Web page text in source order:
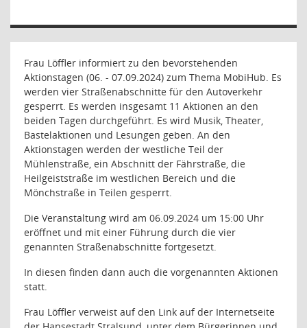
Frau Löffler informiert zu den bevorstehenden
Aktionstagen (06. - 07.09.2024) zum Thema MobiHub. Es
werden vier Straßenabschnitte für den Autoverkehr
gesperrt. Es werden insgesamt 11 Aktionen an den
beiden Tagen durchgeführt. Es wird Musik, Theater,
Bastelaktionen und Lesungen geben. An den
Aktionstagen werden der westliche Teil der
Mühlenstraße, ein Abschnitt der Fährstraße, die
Heilgeiststraße im westlichen Bereich und die
Mönchstraße in Teilen gesperrt.
Die Veranstaltung wird am 06.09.2024 um 15:00 Uhr
eröffnet und mit einer Führung durch die vier
genannten Straßenabschnitte fortgesetzt.
In diesen finden dann auch die vorgenannten Aktionen
statt.
Frau Löffler verweist auf den Link auf der Internetseite